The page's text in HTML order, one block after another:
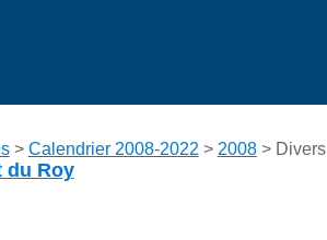
> Calendrier 2008-2022 > 2008> Divers
du Roy